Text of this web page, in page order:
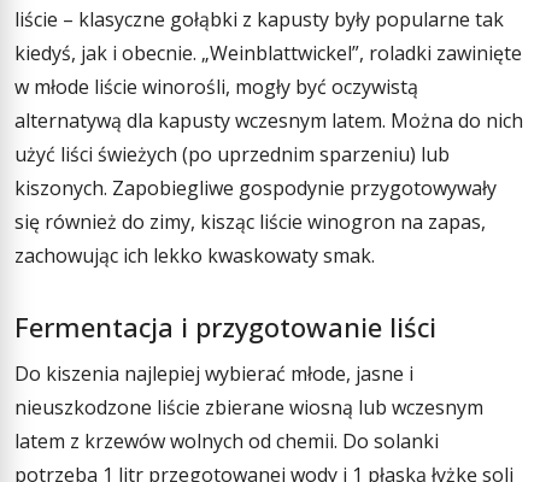
liście – klasyczne gołąbki z kapusty były popularne tak
kiedyś, jak i obecnie. „Weinblattwickel”, roladki zawinięte
w młode liście winorośli, mogły być oczywistą
alternatywą dla kapusty wczesnym latem. Można do nich
użyć liści świeżych (po uprzednim sparzeniu) lub
kiszonych. Zapobiegliwe gospodynie przygotowywały
się również do zimy, kisząc liście winogron na zapas,
zachowując ich lekko kwaskowaty smak.
Fermentacja i przygotowanie liści
Do kiszenia najlepiej wybierać młode, jasne i
nieuszkodzone liście zbierane wiosną lub wczesnym
latem z krzewów wolnych od chemii. Do solanki
potrzeba 1 litr przegotowanej wody i 1 płaską łyżkę soli